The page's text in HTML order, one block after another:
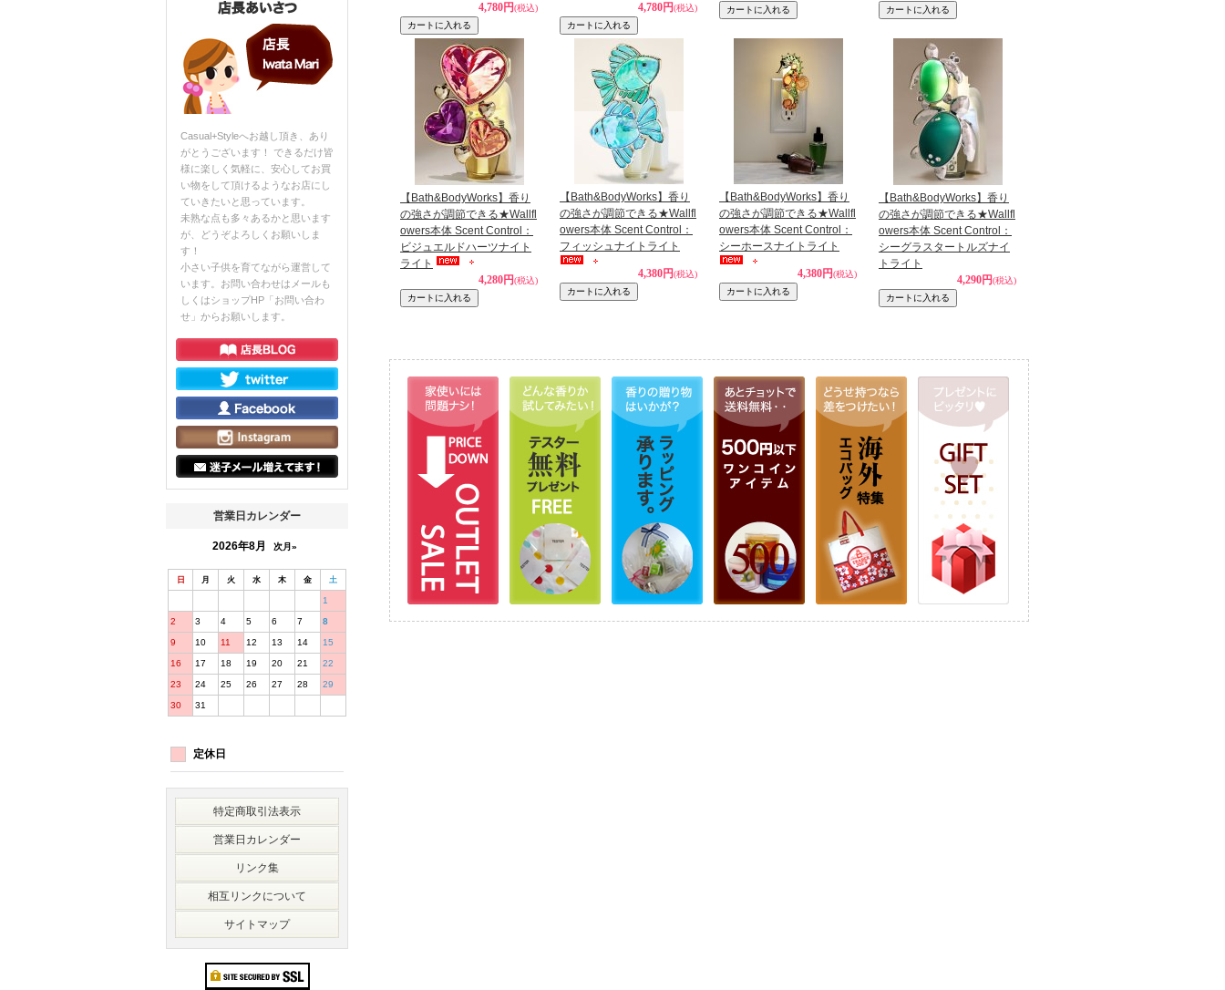
Casual+Styleへお越し頂き、あり
がとうございます！ できるだけ皆
様に楽しく気軽に、安心してお買
い物をして頂けるようなお店にし
ていきたいと思っています。
未熟な点も多々あるかと思います
が、どうぞよろしくお願いしま
す！
小さい子供を育てながら運営して
います。お問い合わせはメールも
しくはショップHP「お問い合わ
せ」からお願いします。
営業日カレンダー
2026年8月 次月»
日 月 火 水 木 金 土
1
2 3 4 5 6 7 8
9 10 11 12 13 14 15
16 17 18 19 20 21 22
23 24 25 26 27 28 29
30 31
定休日
特定商取引法表示
営業日カレンダー
リンク集
相互リンクについて
サイトマップ
4,780円(税込)
4,780円(税込)
【Bath&BodyWorks】香り
の強さが調節できる★Wallfl
owers本体 Scent Control：
ビジュエルドハーツナイト
ライト
4,280円(税込)
【Bath&BodyWorks】香り
の強さが調節できる★Wallfl
owers本体 Scent Control：
フィッシュナイトライト
4,380円(税込)
【Bath&BodyWorks】香り
の強さが調節できる★Wallfl
owers本体 Scent Control：
シーホースナイトライト
4,380円(税込)
【Bath&BodyWorks】香り
の強さが調節できる★Wallfl
owers本体 Scent Control：
シーグラスタートルズナイ
トライト
4,290円(税込)